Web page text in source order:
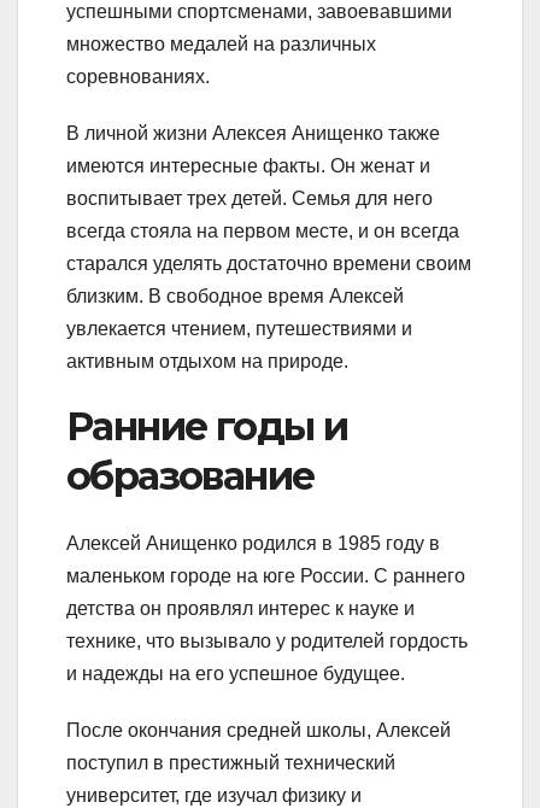
успешными спортсменами, завоевавшими
множество медалей на различных
соревнованиях.
В личной жизни Алексея Анищенко также
имеются интересные факты. Он женат и
воспитывает трех детей. Семья для него
всегда стояла на первом месте, и он всегда
старался уделять достаточно времени своим
близким. В свободное время Алексей
увлекается чтением, путешествиями и
активным отдыхом на природе.
Ранние годы и
образование
Алексей Анищенко родился в 1985 году в
маленьком городе на юге России. С раннего
детства он проявлял интерес к науке и
технике, что вызывало у родителей гордость
и надежды на его успешное будущее.
После окончания средней школы, Алексей
поступил в престижный технический
университет, где изучал физику и